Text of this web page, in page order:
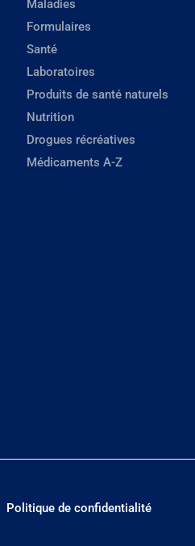
Maladies
Formulaires
Santé
Laboratoires
Produits de santé naturels
Nutrition
Drogues récréatives
Médicaments A-Z
Politique de confidentialité